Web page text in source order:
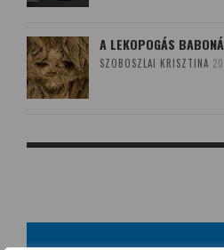
A LEKOPOGÁS
SZOBOSZLAI KRISZTINA